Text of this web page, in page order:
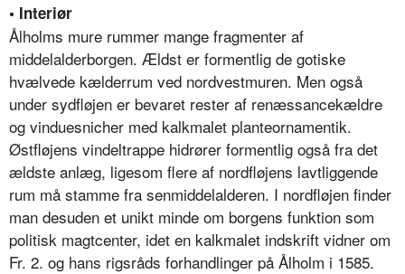
• Interiør
Ålholms mure rummer mange fragmenter af
middelalderborgen. Ældst er formentlig de gotiske
hvælvede kælderrum ved nordvestmuren. Men også
under sydfløjen er bevaret rester af renæssancekældre
og vinduesnicher med kalkmalet planteornamentik.
Østfløjens vindeltrappe hidrører formentlig også fra det
ældste anlæg, ligesom flere af nordfløjens lavtliggende
rum må stamme fra senmiddelalderen. I nordfløjen finder
man desuden et unikt minde om borgens funktion som
politisk magtcenter, idet en kalkmalet indskrift vidner om
Fr. 2. og hans rigsråds forhandlinger på Ålholm i 1585.